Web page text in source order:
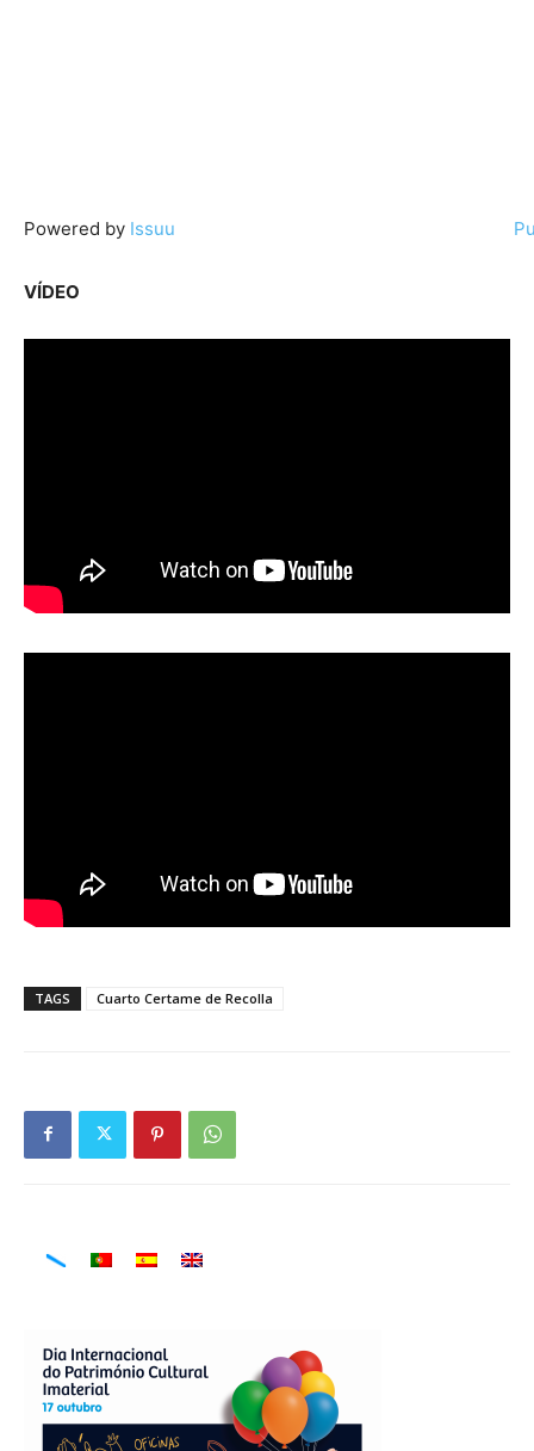
Powered by Issuu
VÍDEO
TAGS Cuarto Certame de Recolla